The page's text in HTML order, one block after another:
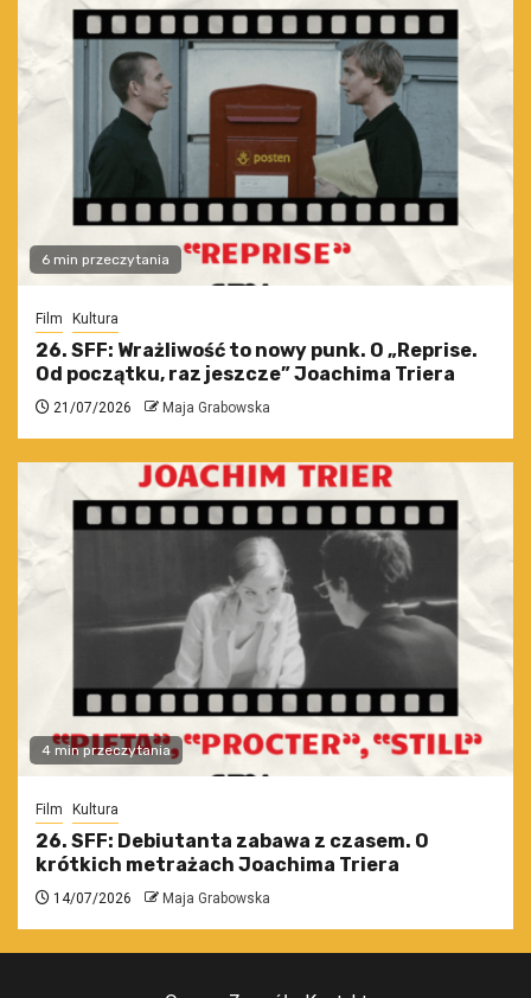
6 min przeczytania
Film Kultura
26. SFF: Wrażliwość to nowy punk. O „Reprise.
Od początku, raz jeszcze” Joachima Triera
21/07/2026 Maja Grabowska
4 min przeczytania
Film Kultura
26. SFF: Debiutanta zabawa z czasem. O
krótkich metrażach Joachima Triera
14/07/2026 Maja Grabowska